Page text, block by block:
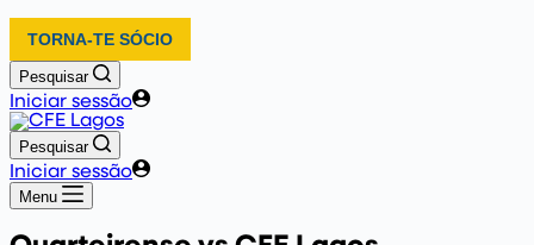
TORNA-TE SÓCIO
Pesquisar
Iniciar sessão
Pesquisar
Iniciar sessão
Menu